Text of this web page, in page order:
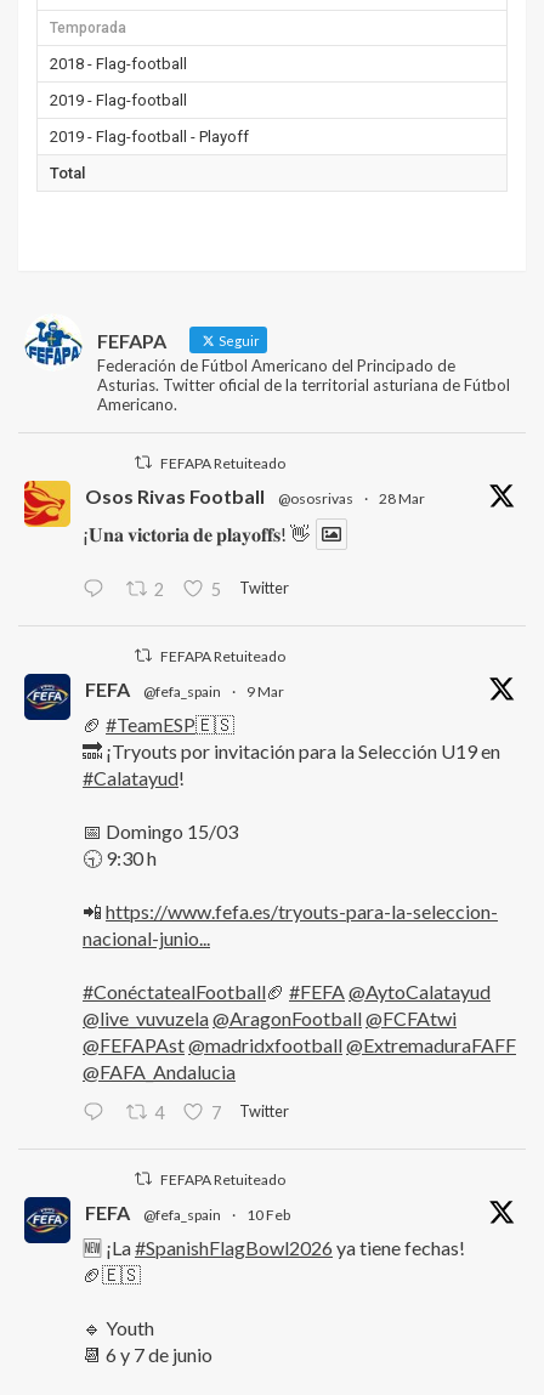
Temporada
2018 - Flag-football
2019 - Flag-football
2019 - Flag-football - Playoff
Total
FEFAPA Seguir
Federación de Fútbol Americano del Principado de
Asturias. Twitter oficial de la territorial asturiana de Fútbol
Americano.
FEFAPA Retuiteado
Osos Rivas Football @ososrivas · 28 Mar
¡𝐔𝐧𝐚 𝐯𝐢𝐜𝐭𝐨𝐫𝐢𝐚 𝐝𝐞 𝐩𝐥𝐚𝐲𝐨𝐟𝐟𝐬! 👋
2 5 Twitter
FEFAPA Retuiteado
FEFA @fefa_spain · 9 Mar
🏈 #TeamESP🇪🇸
🔜 ¡Tryouts por invitación para la Selección U19 en
#Calatayud!
📅 Domingo 15/03
🕤 9:30 h
📲 https://www.fefa.es/tryouts-para-la-seleccion-
nacional-junio...
#ConéctatealFootball🏈 #FEFA@AytoCalatayud
@live_vuvuzela@AragonFootball@FCFAtwi
@FEFAPAst@madridxfootball@ExtremaduraFAFF
@FAFA_Andalucia
4 7 Twitter
FEFAPA Retuiteado
FEFA @fefa_spain · 10 Feb
🆕 ¡La#SpanishFlagBowl2026 ya tiene fechas!
🏈🇪🇸
🔹 Youth
📆 6 y 7 de junio